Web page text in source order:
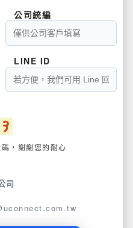
公司統編
LINE ID
，謝謝您的耐心
司